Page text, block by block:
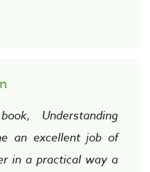
Understanding
an excellent job of
in a practical way a